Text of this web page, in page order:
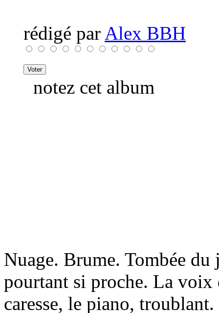
rédigé par Alex BBH
notez cet album
Nuage. Brume. Tombée
pourtant si proche. La voix
caresse, le piano,